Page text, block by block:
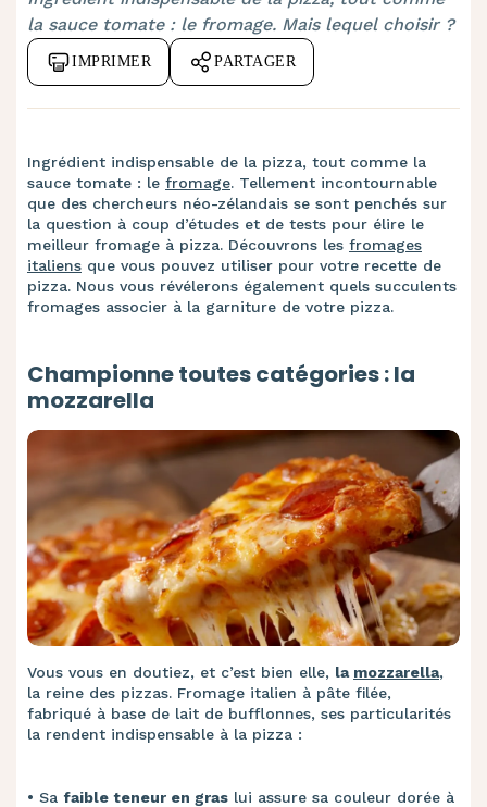
la sauce tomate : le fromage. Mais lequel choisir ?
IMPRIMER PARTAGER
Ingrédient indispensable de la pizza, tout comme la
sauce tomate : le fromage. Tellement incontournable
que des chercheurs néo-zélandais se sont penchés sur
la question à coup d’études et de tests pour élire le
meilleur fromage à pizza. Découvrons les fromages
italiens que vous pouvez utiliser pour votre recette de
pizza. Nous vous révélerons également quels succulents
fromages associer à la garniture de votre pizza.
Championne toutes catégories : la
mozzarella
Vous vous en doutiez, et c’est bien elle, la mozzarella,
la reine des pizzas. Fromage italien à pâte filée,
fabriqué à base de lait de bufflonnes, ses particularités
la rendent indispensable à la pizza :
• ​Sa faible teneur en gras lui assure sa couleur dorée à